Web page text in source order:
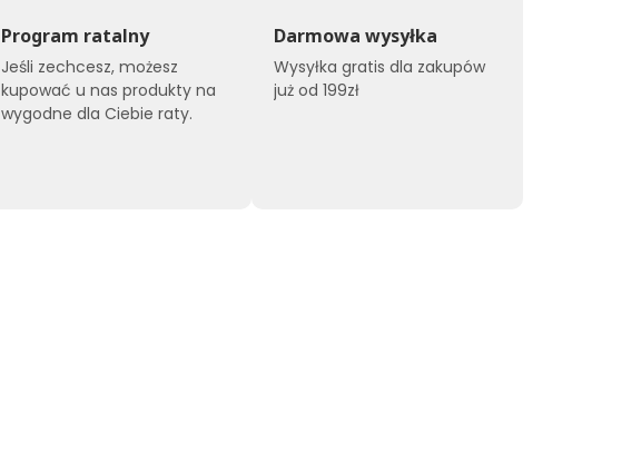
Program ratalny
Jeśli zechcesz, możesz
kupować u nas produkty na
wygodne dla Ciebie raty.
Darmowa wysyłka
Wysyłka gratis dla zakupów
już od 199zł